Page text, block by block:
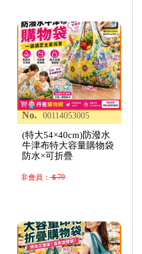
No. 00114053005
(特大54×40cm)防潑水
牛津布特大容量購物袋
防水×可折疊
非會員：＄79